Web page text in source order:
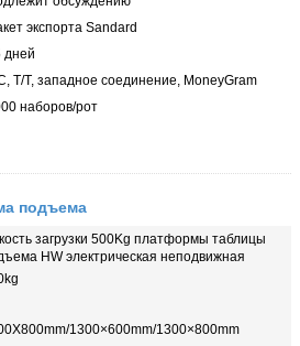
экспорта Sandard
дней
T/T, западное соединение, MoneyGram
наборов/рот
подъема
загрузки 500Kg платформы таблицы
HW электрическая неподвижная
1300×600mm/1300×800mm